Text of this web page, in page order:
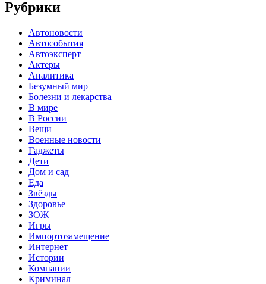
Рубрики
Автоновости
Автособытия
Автоэксперт
Актеры
Аналитика
Безумный мир
Болезни и лекарства
В мире
В России
Вещи
Военные новости
Гаджеты
Дети
Дом и сад
Еда
Звёзды
Здоровье
ЗОЖ
Игры
Импортозамещение
Интернет
Истории
Компании
Криминал